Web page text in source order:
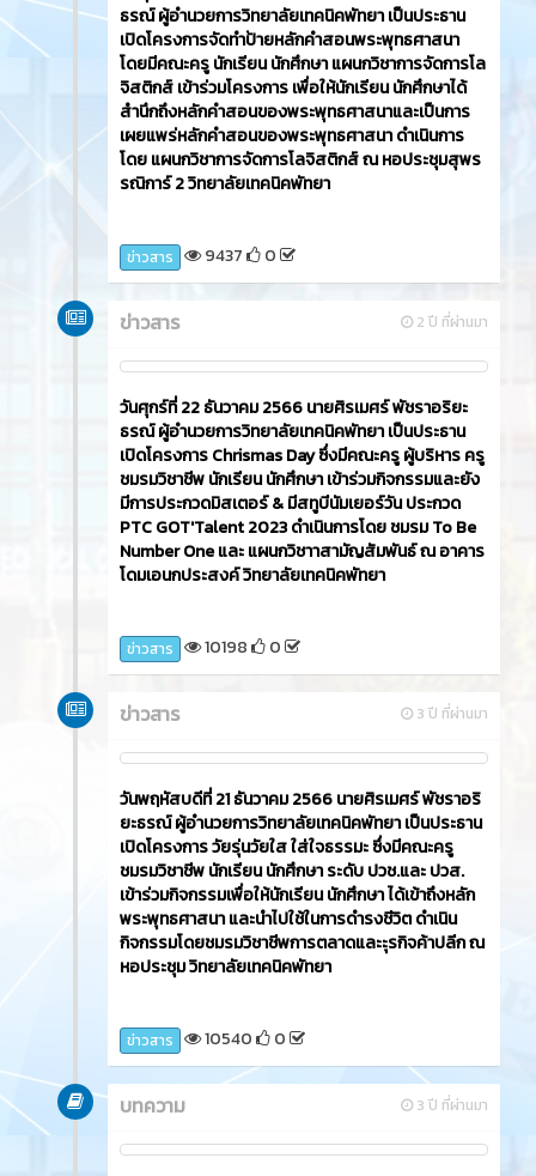
ธรณ์ ผู้อำนวยการวิทยาลัยเทคนิคพัทยา เป็นประธาน
เปิดโครงการจัดทำป้ายหลักคำสอนพระพุทธศาสนา
โดยมีคณะครู นักเรียน นักศึกษา แผนกวิชาการจัดการโล
จิสติกส์ เข้าร่วมโครงการ เพื่อให้นักเรียน นักศึกษาได้
สำนึกถึงหลักคำสอนของพระพุทธศาสนาและเป็นการ
เผยแพร่หลักคำสอนของพระพุทธศาสนา ดำเนินการ
โดย แผนกวิชาการจัดการโลจิสติกส์ ณ หอประชุมสุพร
รณิการ์ 2 วิทยาลัยเทคนิคพัทยา
ข่าวสาร 9437 0
2 ปี ที่ผ่านมา
ข่าวสาร
วันศุกร์ที่ 22 ธันวาคม 2566​ นายศิรเมศร์ พัชราอริยะ
ธรณ์ ผู้อำนวยการวิทยาลัยเทคนิคพัทยา เป็นประธาน
เปิดโครงการ Chrismas Day ซึ่งมีคณะครู ผู้บริหาร ครู
ชมรมวิชาชีพ นักเรียน นักศึกษา เข้าร่วมกิจกรรมและยัง
มีการประกวดมิสเตอร์ & มีสทูบีนัมเยอร์วัน ประกวด
PTC GOT'Talent 2023 ดำเนินการโดย ชมรม To Be
Number One และ แผนกวิชาาสามัญสัมพันธ์ ณ อาคาร
โดมเอนกประสงค์ วิทยาลัยเทคนิคพัทยา
ข่าวสาร 10198 0
3 ปี ที่ผ่านมา
ข่าวสาร
วันพฤหัสบดีที่ 21 ธันวาคม 2566​ นายศิรเมศร์ พัชราอริ
ยะธรณ์ ผู้อำนวยการวิทยาลัยเทคนิคพัทยา เป็นประธาน
เปิดโครงการ วัยรุ่นวัยใส ใส่ใจธรรมะ ซึ่งมีคณะครู
ชมรมวิชาชีพ นักเรียน นักศึกษา ระดับ ปวช.และ ปวส.
เข้าร่วมกิจกรรมเพื่อให้นักเรียน นักศึกษา ได้เข้าถึงหลัก
พระพุทธศาสนา และนำไปใช้ในการดำรงชีวิต ดำเนิน
กิจกรรมโดยชมรมวิชาชีพการตลาดและะุรกิจค้าปลีก ณ
หอประชุม วิทยาลัยเทคนิคพัทยา
ข่าวสาร 10540 0
3 ปี ที่ผ่านมา
บทความ